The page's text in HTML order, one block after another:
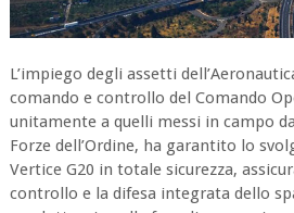
L’impiego degli assetti
comando e controllo del Comando
unitamente a quelli messi in campo
Forze dell’Ordine, ha garantito lo
Vertice G20 in totale sicurezza,
controllo e la difesa integrata dello